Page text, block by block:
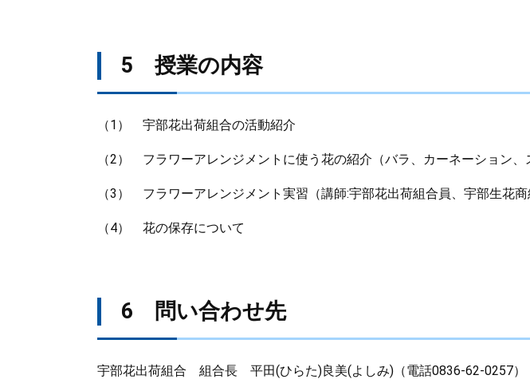
5 授業の内容
（1） 宇部花出荷組合の活動紹介
（2） フラワーアレンジメントに使う花の紹介（バラ、カーネーション、
（3） フラワーアレンジメント実習（講師:宇部花出荷組合員、宇部生花商
（4） 花の保存について
6 問い合わせ先
宇部花出荷組合 組合長 平田(ひらた)良美(よしみ)（電話0836-62-0257）